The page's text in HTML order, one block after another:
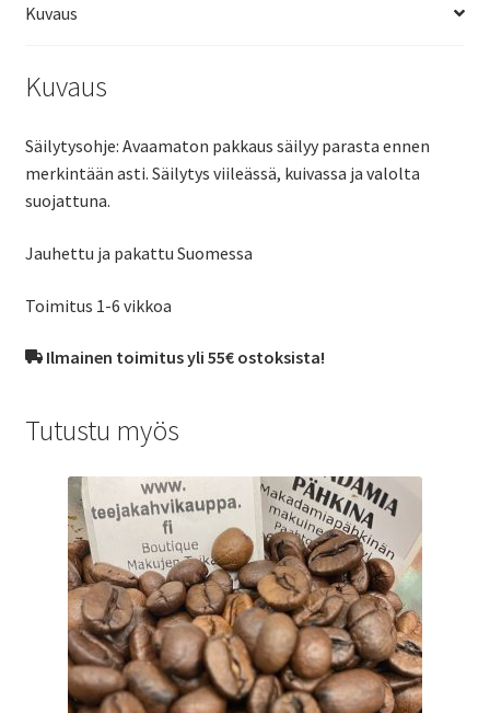
Kuvaus
Kuvaus
Säilytysohje: Avaamaton pakkaus säilyy parasta ennen
merkintään asti. Säilytys viileässä, kuivassa ja valolta
suojattuna.
Jauhettu ja pakattu Suomessa
Toimitus 1-6 vikkoa
Ilmainen toimitus yli 55€ ostoksista!
Tutustu myös